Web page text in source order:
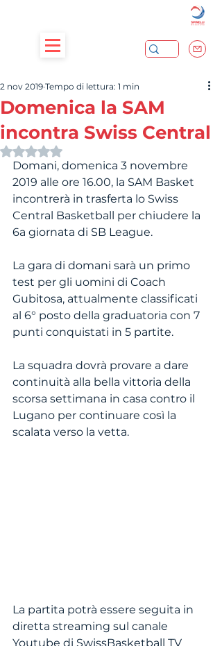
Domenica la SAM
incontra Swiss Central
2 nov 2019 Tempo di lettura: 1 min
Valutazione NaN stelle su 5.
Domani, domenica 3 novembre
2019 alle ore 16.00, la SAM Basket
incontrerà in trasferta lo Swiss
Central Basketball per chiudere la
6a giornata di SB League.
La gara di domani sarà un primo
test per gli uomini di Coach
Gubitosa, attualmente classificati
al 6° posto della graduatoria con 7
punti conquistati in 5 partite.
La squadra dovrà provare a dare
continuità alla bella vittoria della
scorsa settimana in casa contro il
Lugano per continuare così la
scalata verso la vetta.
La partita potrà essere seguita in
diretta streaming sul canale
Youtube di SwissBasketball TV